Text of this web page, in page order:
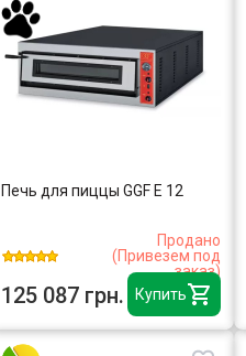
Купить
Печь для пиццы GGF E 12
Продано
(Привезем под
заказ)
125 087 грн.